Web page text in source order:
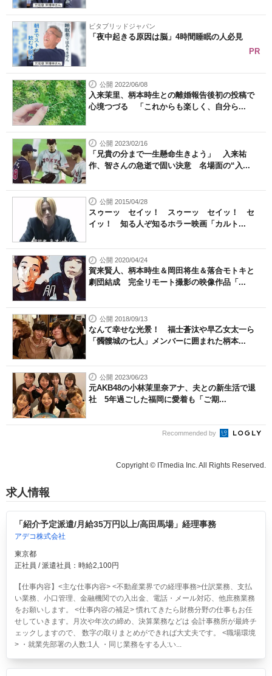
ビタブリッドジャパン
「夜中起きる原因は脳」4時間睡眠の人必見
PR
公開 2022/06/08
入来茉里、柄本時生との離婚報告後初の投稿で
心境つづる 「これからも楽しく、自分ら...
公開 2023/02/16
「兄貴の分まで一生懸命生きよう」 入来祐
作、智さんの急逝で固い決意 名場面の“入...
公開 2015/04/28
スゥーッ セイッ！ スゥーッ セイッ！ セ
イッ！ 知る人ぞ知るホラー映画「カルト...
公開 2020/04/24
賀来賢人、柄本時生＆岡田将生＆落合モトキと
劇団結成 完全リモート撮影の映像作品「...
公開 2018/09/13
なんて幸せな光景！ 福士蒼汰や早乙女太一ら
「髑髏城の七人」メンバーに囲まれた柄本...
公開 2023/06/23
元AKB48の小林茉里奈アナ、夫との新生活で退
社 5年過ごした福岡に愛着も「ご期...
Recommended by
Copyright © ITmedia Inc. All Rights Reserved.
求人情報
「紹介予定派遣/月給35万円以上/高田馬場」経理事務
アデコ株式会社
東京都
正社員 / 派遣社員：時給2,100円
【仕事内容】<主な仕事内容> <不動産業界での経理事務>仕訳業務、支払
い業務、小口管理、金融機関での入出金、電話・メール対応、他庶務業務
をお願いします。 <仕事内容の補足> 慣れてきたら財務分野の仕事もお任
せしていきます。月次や年次の締め、決算業務などは 会計事務所が最終チ
ェックしますので、 数字の取りまとめができれば大丈夫です。 <職場環境
> ・就業先部署の人数:1人 ・同じ業務をする人:い...